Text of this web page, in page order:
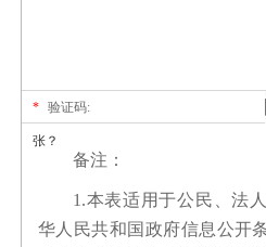
* 验证码:
张？
备注：
1.本表适用于公民、法
华人民共和国政府信息公开